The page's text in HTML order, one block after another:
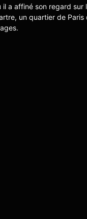
a affiné son regard sur
un quartier de